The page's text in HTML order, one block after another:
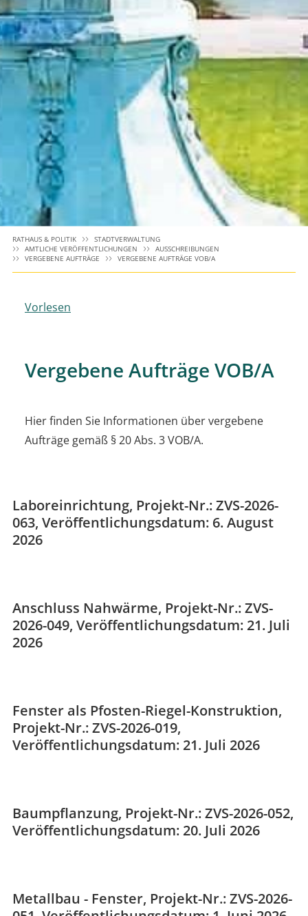
RATHAUS & POLITIK
STADTVERWALTUNG
AMTLICHE VERÖFFENTLICHUNGEN
AUSSCHREIBUNGEN
VERGEBENE AUFTRÄGE
VERGEBENE AUFTRÄGE VOB/A
Vorlesen
Vergebene Aufträge VOB/A
Hier finden Sie Informationen über vergebene
Aufträge gemäß § 20 Abs. 3 VOB/A.
Laboreinrichtung, Projekt-Nr.: ZVS-2026-
063, Veröffentlichungsdatum: 6. August
2026
Anschluss Nahwärme, Projekt-Nr.: ZVS-
2026-049, Veröffentlichungsdatum: 21. Juli
2026
Fenster als Pfosten-Riegel-Konstruktion,
Projekt-Nr.: ZVS-2026-019,
Veröffentlichungsdatum: 21. Juli 2026
Baumpflanzung, Projekt-Nr.: ZVS-2026-052,
Veröffentlichungsdatum: 20. Juli 2026
Metallbau - Fenster, Projekt-Nr.: ZVS-2026-